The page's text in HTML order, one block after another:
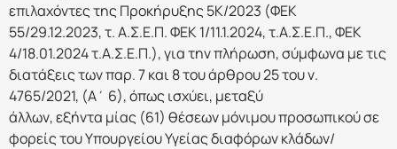
επιλαχόντες της Προκήρυξης 5Κ/2023 (ΦΕΚ
55/29.12.2023, τ. Α.Σ.Ε.Π. ΦΕΚ 1/11.1.2024, τ.Α.Σ.Ε.Π., ΦΕΚ
4/18.01.2024 τ.Α.Σ.Ε.Π.), για την πλήρωση, σύμφωνα με τις
διατάξεις των παρ. 7 και 8 του άρθρου 25 του ν.
4765/2021, (Α΄ 6), όπως ισχύει, μεταξύ
άλλων, εξήντα μίας (61) θέσεων μόνιμου προσωπικού σε
φορείς του Υπουργείου Υγείας διαφόρων κλάδων/